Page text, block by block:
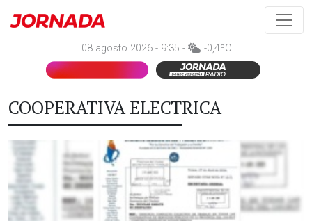
08 agosto 2026 - 9:35 - -0,4ºC
COOPERATIVA ELECTRICA